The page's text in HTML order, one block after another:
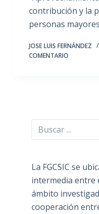
contribución y la
personas
JOSE LUIS FERNÁNDEZ
COMENTARIO
Buscar
La FGCSIC se
intermedia entre
ámbito
cooperación